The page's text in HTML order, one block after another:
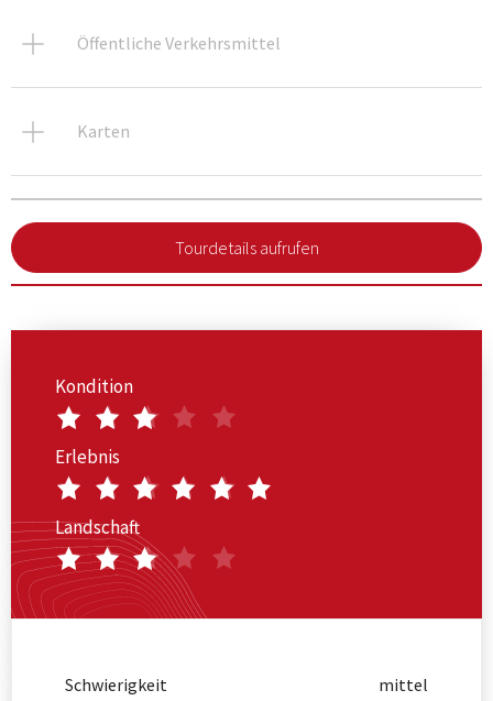
Öffentliche Verkehrsmittel
Karten
Tourdetails aufrufen
Kondition
Erlebnis
Landschaft
Schwierigkeit
mittel